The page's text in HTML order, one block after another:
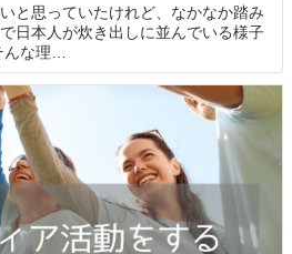
と思っていたけれど、なかなか踏み
日本人が炊き出しに並んでいる様子
な理…